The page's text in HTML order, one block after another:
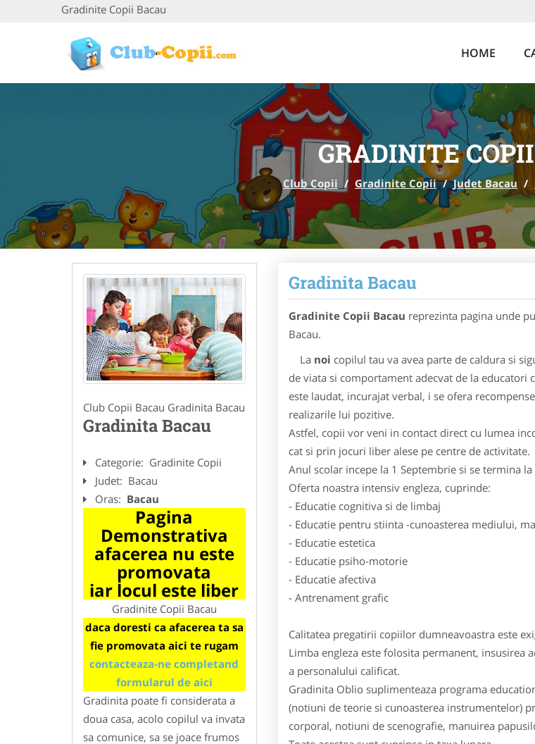
Gradinite Copii Bacau
HOME
GRADINITE
Club Copii / Gradinite Copii / Judet Bacau /
Club Copii Bacau Gradinita Bacau
Gradinita Bacau
Categorie: Gradinite Copii
Judet: Bacau
Oras: Bacau
Pagina
Demonstrativa
afacerea nu este
promovata
iar locul este liber
Gradinite Copii Bacau
daca doresti ca afacerea ta sa
fie promovata aici te rugam
contacteaza-ne completand
formularul de aici
Gradinita poate fi considerata a
doua casa, acolo copilul va invata
sa comunice, sa se joace frumos
Gradinita Bacau
Gradinite Copii Bacau reprezinta pagina unde
Bacau.
La noi copilul tau va avea parte de caldura si
de viata si comportament adecvat de la
este laudat, incurajat verbal, i se ofera
realizarile lui pozitive.
Astfel, copii vor veni in contact direct cu lumea
cat si prin jocuri liber alese pe centre de activitate.
Anul scolar incepe la 1 Septembrie si se termina
Oferta noastra intensiv engleza, cuprinde:
- Educatie cognitiva si de limbaj
- Educatie pentru stiinta -cunoasterea mediului,
- Educatie estetica
- Educatie psiho-motorie
- Educatie afectiva
- Antrenament grafic
Calitatea pregatirii copiilor dumneavoastra este
Limba engleza este folosita permanent, insusirea
a personalului calificat.
Gradinita Oblio suplimenteaza programa
(notiuni de teorie si cunoasterea instrumentelor)
corporal, notiuni de scenografie, manuirea